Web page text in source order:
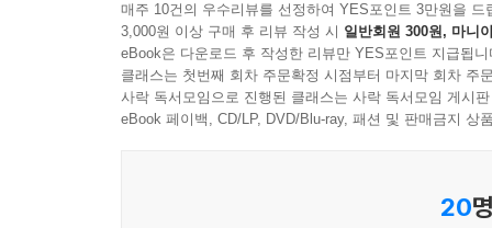
사회에 제시하며 많은 주목을 받았다.
『나는 오늘도 내가 만든 일터에 출근합니다』는
없던 판을 만들어 나가는 여성들을 만나 그들의 지
하고, 또 그 일을 통해 다른 사람들에게 좋은 영
만나 일의 지속가능성을 함께 고민하고 더 대담
매주 10건의 우수리뷰를 선정하여 YES포인트 3만원을 드
3,000원 이상 구매 후 리뷰 작성 시 일반회원 300원, 마니
eBook은 다운로드 후 작성한 리뷰만 YES포인트 지급됩니
클래스는 첫번째 회차 주문확정 시점부터 마지막 회차 주
사락 독서모임으로 진행된 클래스는 사락 독서모임 게시
eBook 페이백, CD/LP, DVD/Blu-ray, 패션 및 판매금지 상
20